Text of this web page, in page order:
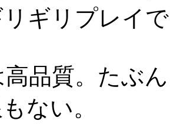
ギリプレイ
高品質。たぶ
ない。